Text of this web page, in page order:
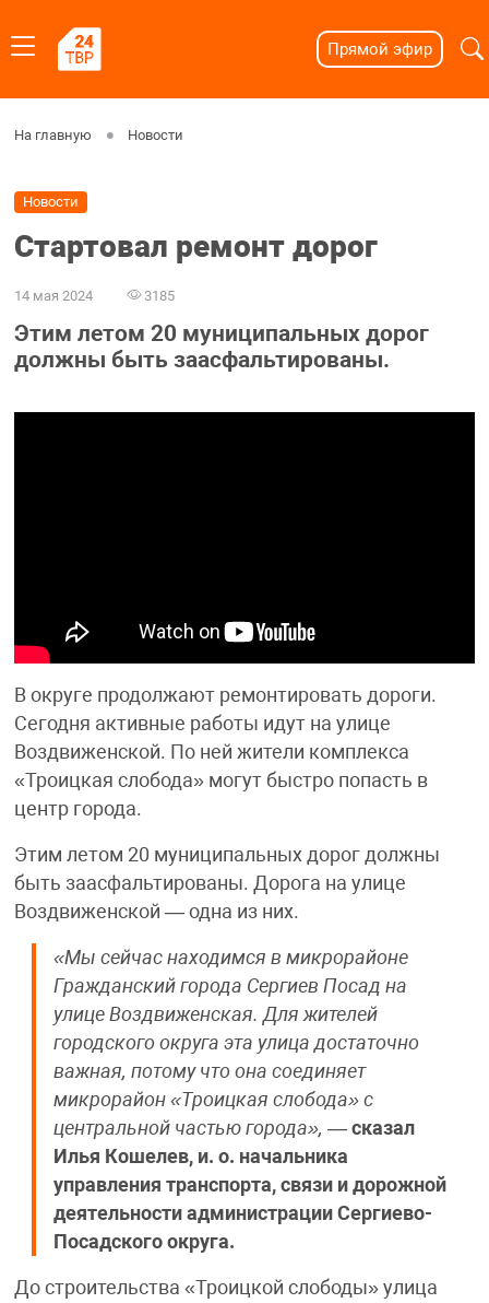
Прямой эфир
На главную Новости
Новости
Стартовал ремонт дорог
14 мая 2024 3185
Этим летом 20 муниципальных дорог
должны быть заасфальтированы.
В округе продолжают ремонтировать дороги.
Сегодня активные работы идут на улице
Воздвиженской. По ней жители комплекса
«Троицкая слобода» могут быстро попасть в
центр города.
Этим летом 20 муниципальных дорог должны
быть заасфальтированы. Дорога на улице
Воздвиженской — одна из них.
«Мы сейчас находимся в микрорайоне
Гражданский города Сергиев Посад на
улице Воздвиженская. Для жителей
городского округа эта улица достаточно
важная, потому что она соединяет
микрорайон «Троицкая слобода» с
центральной частью города», — сказал
Илья Кошелев, и. о. начальника
управления транспорта, связи и дорожной
деятельности администрации Сергиево-
Посадского округа.
До строительства «Троицкой слободы» улица